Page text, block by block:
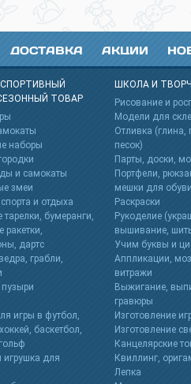
ДОСТАВКА АКЦИИ
ТОВАР
наборы
и самокаты
змеи
и отдыха
бумеранги,
ракетки,
дартс
грабли,
игры в футбол,
баскетбол,
игрушка для
ШКОЛА И
Рисование и
Модели для
Отливка (глина,
песок)
Парты, доски,
Портфели,
мешки для обуви
Раскраски
Рукоделие
вышивание,
Учим буквы и
Аппликации,
витражи
Выжигание,
гравюры
Изготовление
Изготовление
Канцелярские
Квиллинг,
Лепка